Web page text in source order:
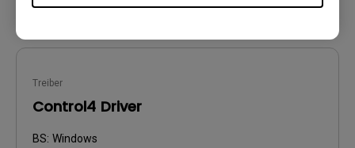
Treiber
Control4 Driver
BS: Windows